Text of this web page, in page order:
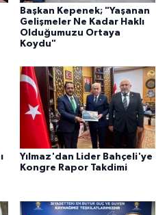
Başkan Kepenek; "Yaşanan
Gelişmeler Ne Kadar Haklı
Olduğumuzu Ortaya
Koydu"
Yılmaz'dan Lider Bahçeli'ye
Kongre Rapor Takdimi